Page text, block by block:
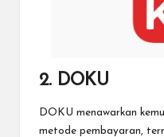
2. DOKU
DOKU menawarkan
metode pembayaran,